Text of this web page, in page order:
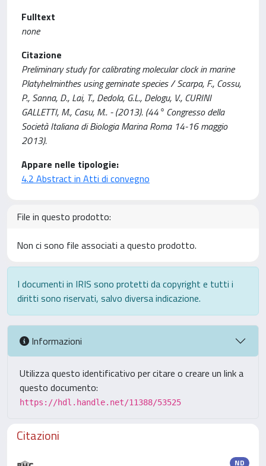
Fulltext
none
Citazione
Preliminary study for calibrating molecular clock in marine
Platyhelminthes using geminate species / Scarpa, F., Cossu,
P., Sanna, D., Lai, T., Dedola, G.L., Delogu, V., CURINI
GALLETTI, M., Casu, M.. - (2013). (44° Congresso della
Società Italiana di Biologia Marina Roma 14-16 maggio
2013).
Appare nelle tipologie:
4.2 Abstract in Atti di convegno
File in questo prodotto:
Non ci sono file associati a questo prodotto.
I documenti in IRIS sono protetti da copyright e tutti i
diritti sono riservati, salvo diversa indicazione.
Informazioni
Utilizza questo identificativo per citare o creare un link a
questo documento:
https://hdl.handle.net/11388/53525
Citazioni
ND